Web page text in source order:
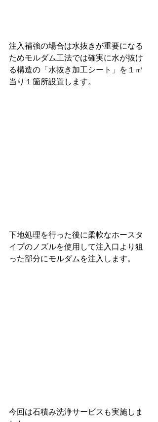
注入補強の場合は水抜きが重要になる
ためモルダム工法では確実に水が抜け
る構造の「水抜き加工シート」を１㎡
当り１箇所設置します。
下地処理を行った後に柔軟なホースタ
イプのノズルを使用して注入口より狙
った部分にモルダムを注入します。
今回は石積み洗浄サービスも実施しま